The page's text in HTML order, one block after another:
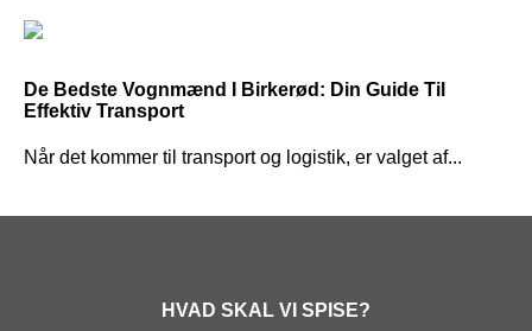
De Bedste Vognmænd I Birkerød: Din Guide Til
Effektiv Transport
Når det kommer til transport og logistik, er valget af...
HVAD SKAL VI SPISE?